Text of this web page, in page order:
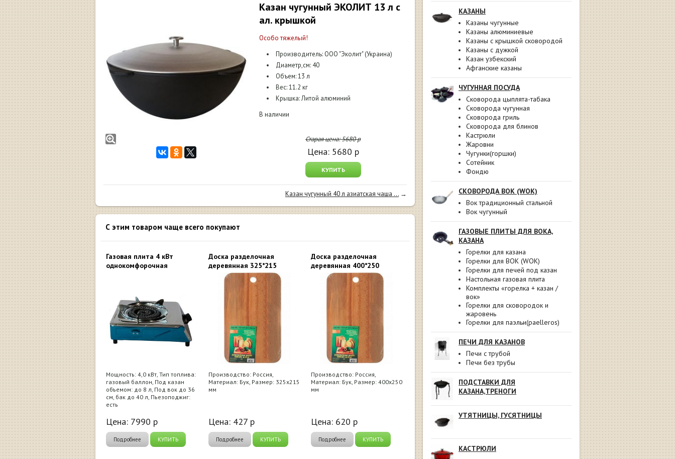
КАЗАНЫ
Казаны чугунные
Казаны алюминиевые
Казаны с крышкой сковородой
Казаны с дужкой
Казан узбекский
Афганские казаны
ЧУГУННАЯ ПОСУДА
Сковорода цыплята-табака
Сковорода чугунная
Сковорода гриль
Сковорода для блинов
Кастрюли
Жаровни
Чугунки(горшки)
Сотейник
Фондю
СКОВОРОДА ВОК (WOK)
Вок традиционный стальной
Вок чугунный
ГАЗОВЫЕ ПЛИТЫ ДЛЯ ВОКА,
КАЗАНА
Горелки для казана
Горелки для ВОК (WOK)
Горелки для печей под казан
Настольная газовая плита
Комплекты «горелка + казан /
вок»
Горелки для сковородок и
жаровень
Горелки для паэльи(paelleros)
ПЕЧИ ДЛЯ КАЗАНОВ
Печи с трубой
Печи без трубы
ПОДСТАВКИ ДЛЯ
КАЗАНА,ТРЕНОГИ
УТЯТНИЦЫ, ГУСЯТНИЦЫ
КАСТРЮЛИ
Казан чугунный ЭКОЛИТ 13 л с
ал. крышкой
Особо тяжелый!
Производитель: ООО "Эколит" (Украина)
Диаметр,см: 40
Объем: 13 л
Вес: 11.2 кг
Крышка: Литой алюминий
В наличии
Старая цена:5680р
Цена: 5680 р
КУПИТЬ
Казан чугунный 40 л азиатская чаша ... →
С этим товаром чаще всего покупают
Газовая плита 4 кВт
однокомфорочная
Мощность: 4,0 кВт, Тип топлива:
газовый баллон, Под казан
объемом: до 8 л, Под вок до 36
см, бак до 40 л, Пьезоподжиг:
есть
Цена: 7990 р
Подробнее КУПИТЬ
Доска разделочная
деревянная 325*215
Производство: Россия,
Материал: Бук, Размер: 325х215
мм
Цена: 427 р
Подробнее КУПИТЬ
Доска разделочная
деревянная 400*250
Производство: Россия,
Материал: Бук, Размер: 400х250
мм
Цена: 620 р
Подробнее КУПИТЬ